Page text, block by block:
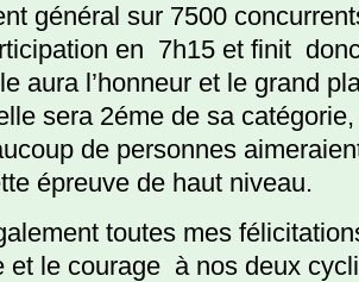
général sur 7500
en 7h15 et finit
aura l’honneur et le grand
sera 2éme de sa
de personnes
épreuve de haut niveau.
toutes mes
et le courage à nos deux